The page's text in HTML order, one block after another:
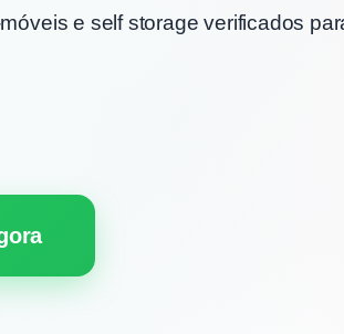
e self storage verificados